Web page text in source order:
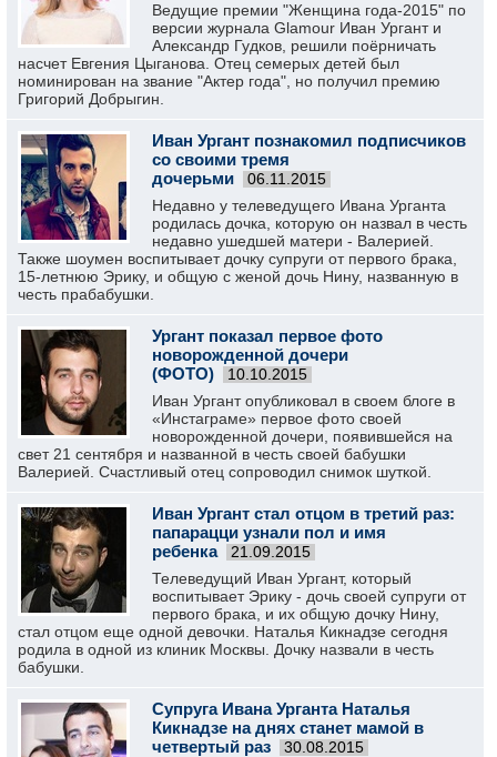
Ведущие премии "Женщина года-2015" по
версии журнала Glamour Иван Ургант и
Александр Гудков, решили поёрничать
насчет Евгения Цыганова. Отец семерых детей был
номинирован на звание "Актер года", но получил премию
Григорий Добрыгин.
Иван Ургант познакомил подписчиков
со своими тремя
дочерьми
06.11.2015
Недавно у телеведущего Ивана Урганта
родилась дочка, которую он назвал в честь
недавно ушедшей матери - Валерией.
Также шоумен воспитывает дочку супруги от первого брака,
15-летнюю Эрику, и общую с женой дочь Нину, названную в
честь прабабушки.
Ургант показал первое фото
новорожденной дочери
(ФОТО)
10.10.2015
Иван Ургант опубликовал в своем блоге в
«Инстаграме» первое фото своей
новорожденной дочери, появившейся на
свет 21 сентября и названной в честь своей бабушки
Валерией. Счастливый отец сопроводил снимок шуткой.
Иван Ургант стал отцом в третий раз:
папарацци узнали пол и имя
ребенка
21.09.2015
Телеведущий Иван Ургант, который
воспитывает Эрику - дочь своей супруги от
первого брака, и их общую дочку Нину,
стал отцом еще одной девочки. Наталья Кикнадзе сегодня
родила в одной из клиник Москвы. Дочку назвали в честь
бабушки.
Супруга Ивана Урганта Наталья
Кикнадзе на днях станет мамой в
четвертый раз
30.08.2015